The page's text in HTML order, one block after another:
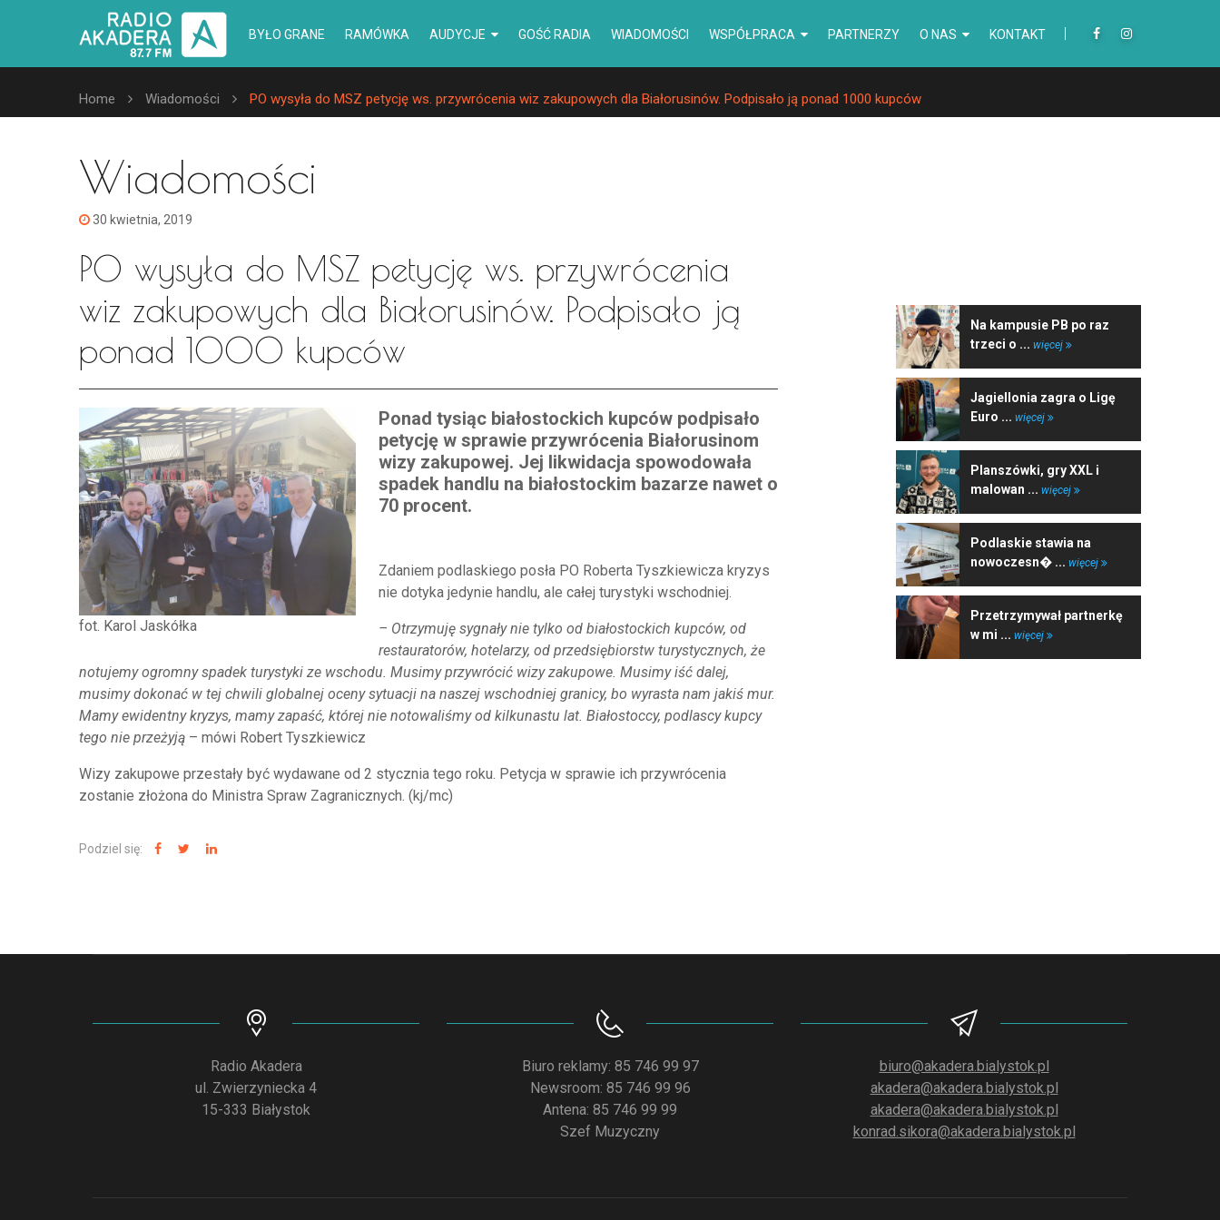
BYŁO GRANE RAMÓWKA AUDYCJE GOŚĆ RADIA WIADOMOŚCI WSPÓŁPRACA PARTNERZY O NAS KONTAKT
Home Wiadomości PO wysyła do MSZ petycję ws. przywrócenia wiz zakupowych dla Białorusinów. Podpisało ją ponad 1000 kupców
Wiadomości
30 kwietnia, 2019
PO wysyła do MSZ petycję ws. przywrócenia
wiz zakupowych dla Białorusinów. Podpisało ją
ponad 1000 kupców
fot. Karol Jaskółka
Ponad tysiąc białostockich kupców podpisało
petycję w sprawie przywrócenia Białorusinom
wizy zakupowej. Jej likwidacja spowodowała
spadek handlu na białostockim bazarze nawet o
70 procent.
Zdaniem podlaskiego posła PO Roberta Tyszkiewicza kryzys
nie dotyka jedynie handlu, ale całej turystyki wschodniej.
– Otrzymuję sygnały nie tylko od białostockich kupców, od
restauratorów, hotelarzy, od przedsiębiorstw turystycznych, że
notujemy ogromny spadek turystyki ze wschodu. Musimy przywrócić wizy zakupowe. Musimy iść dalej,
musimy dokonać w tej chwili globalnej oceny sytuacji na naszej wschodniej granicy, bo wyrasta nam jakiś mur.
Mamy ewidentny kryzys, mamy zapaść, której nie notowaliśmy od kilkunastu lat. Białostoccy, podlascy kupcy
tego nie przeżyją – mówi Robert Tyszkiewicz
Wizy zakupowe przestały być wydawane od 2 stycznia tego roku. Petycja w sprawie ich przywrócenia
zostanie złożona do Ministra Spraw Zagranicznych. (kj/mc)
Podziel się:
Na kampusie PB po raz
trzeci o ... więcej
Jagiellonia zagra o Ligę
Euro ... więcej
Planszówki, gry XXL i
malowan ... więcej
Podlaskie stawia na
nowoczesn� ... więcej
Przetrzymywał partnerkę
w mi ... więcej
Radio Akadera
ul. Zwierzyniecka 4
15-333 Białystok
Biuro reklamy: 85 746 99 97
Newsroom: 85 746 99 96
Antena: 85 746 99 99
Szef Muzyczny
biuro@akadera.bialystok.pl
akadera@akadera.bialystok.pl
akadera@akadera.bialystok.pl
konrad.sikora@akadera.bialystok.pl